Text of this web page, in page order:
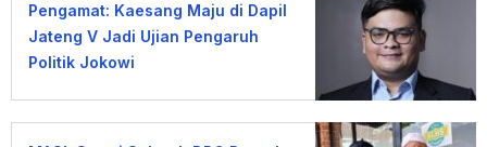
Pengamat: Kaesang Maju di Dapil
Jateng V Jadi Ujian Pengaruh
Politik Jokowi